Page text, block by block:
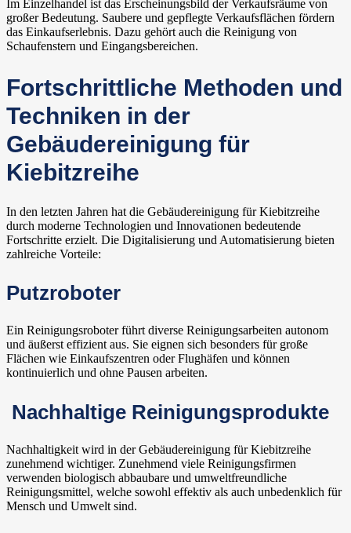
Im Einzelhandel ist das Erscheinungsbild der Verkaufsräume von
großer Bedeutung. Saubere und gepflegte Verkaufsflächen fördern
das Einkaufserlebnis. Dazu gehört auch die Reinigung von
Schaufenstern und Eingangsbereichen.
Fortschrittliche Methoden und
Techniken in der
Gebäudereinigung für
Kiebitzreihe
In den letzten Jahren hat die Gebäudereinigung für Kiebitzreihe
durch moderne Technologien und Innovationen bedeutende
Fortschritte erzielt. Die Digitalisierung und Automatisierung bieten
zahlreiche Vorteile:
Putzroboter
Ein Reinigungsroboter führt diverse Reinigungsarbeiten autonom
und äußerst effizient aus. Sie eignen sich besonders für große
Flächen wie Einkaufszentren oder Flughäfen und können
kontinuierlich und ohne Pausen arbeiten.
Nachhaltige Reinigungsprodukte
Nachhaltigkeit wird in der Gebäudereinigung für Kiebitzreihe
zunehmend wichtiger. Zunehmend viele Reinigungsfirmen
verwenden biologisch abbaubare und umweltfreundliche
Reinigungsmittel, welche sowohl effektiv als auch unbedenklich für
Mensch und Umwelt sind.